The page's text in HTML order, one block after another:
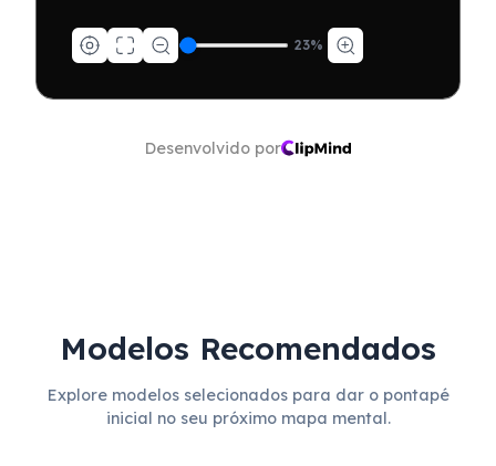
23%
Desenvolvido por
Modelos Recomendados
Explore modelos selecionados para dar o pontapé
inicial no seu próximo mapa mental.